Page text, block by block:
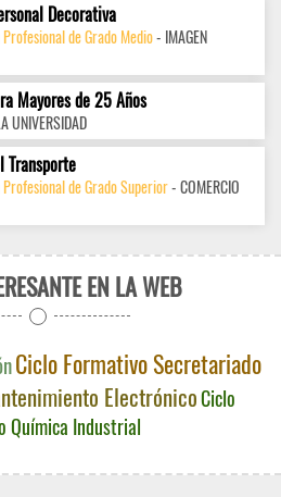
Decorativa
de Grado Medio- IMAGEN
Mayores de 25 Años
UNIVERSIDAD
Transporte
de Grado Superior- COMERCIO
EN LA WEB
Ciclo Formativo Secretariado
ElectrónicoCiclo
Química Industrial